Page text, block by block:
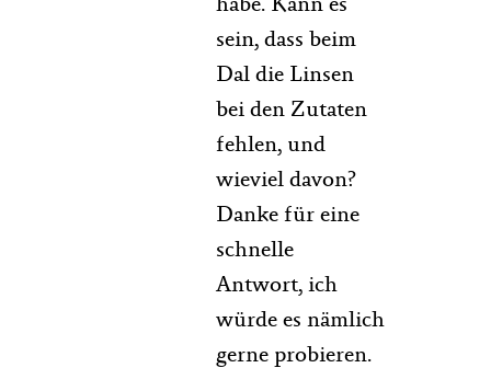
habe. Kann es
sein, dass beim
Dal die Linsen
bei den Zutaten
fehlen, und
wieviel davon?
Danke für eine
schnelle
Antwort, ich
würde es nämlich
gerne probieren.